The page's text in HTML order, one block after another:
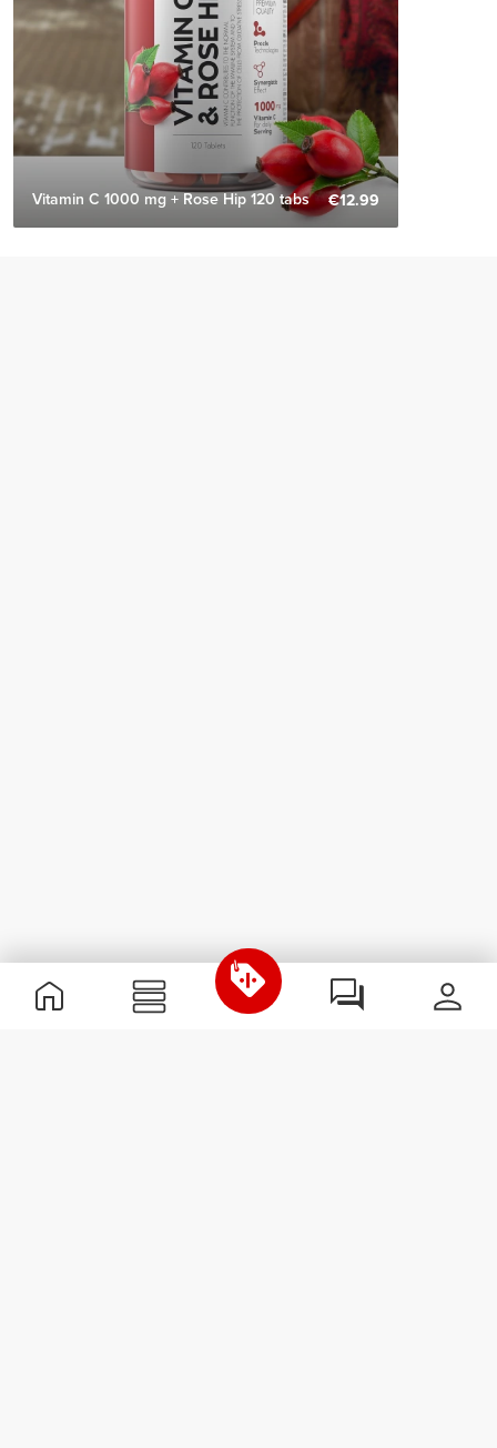
Vitamin C 1000 mg + Rose Hip 120 tabs €12.99